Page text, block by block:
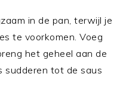
in de pan, terwijl je
te voorkomen. Voeg
het geheel aan de
sudderen tot de saus